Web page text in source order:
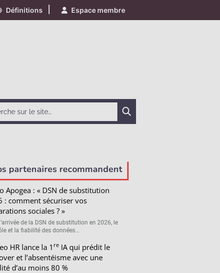
Définitions Espace membre
partenaires recommandent
Apogea : « DSN de substitution
: comment sécuriser vos
sociales ? »
de la DSN de substitution en 2026, le
et la fiabilité des données...
HR lance la 1 reIA qui prédit le
et l’absentéisme avec une
d’au moins 80 %